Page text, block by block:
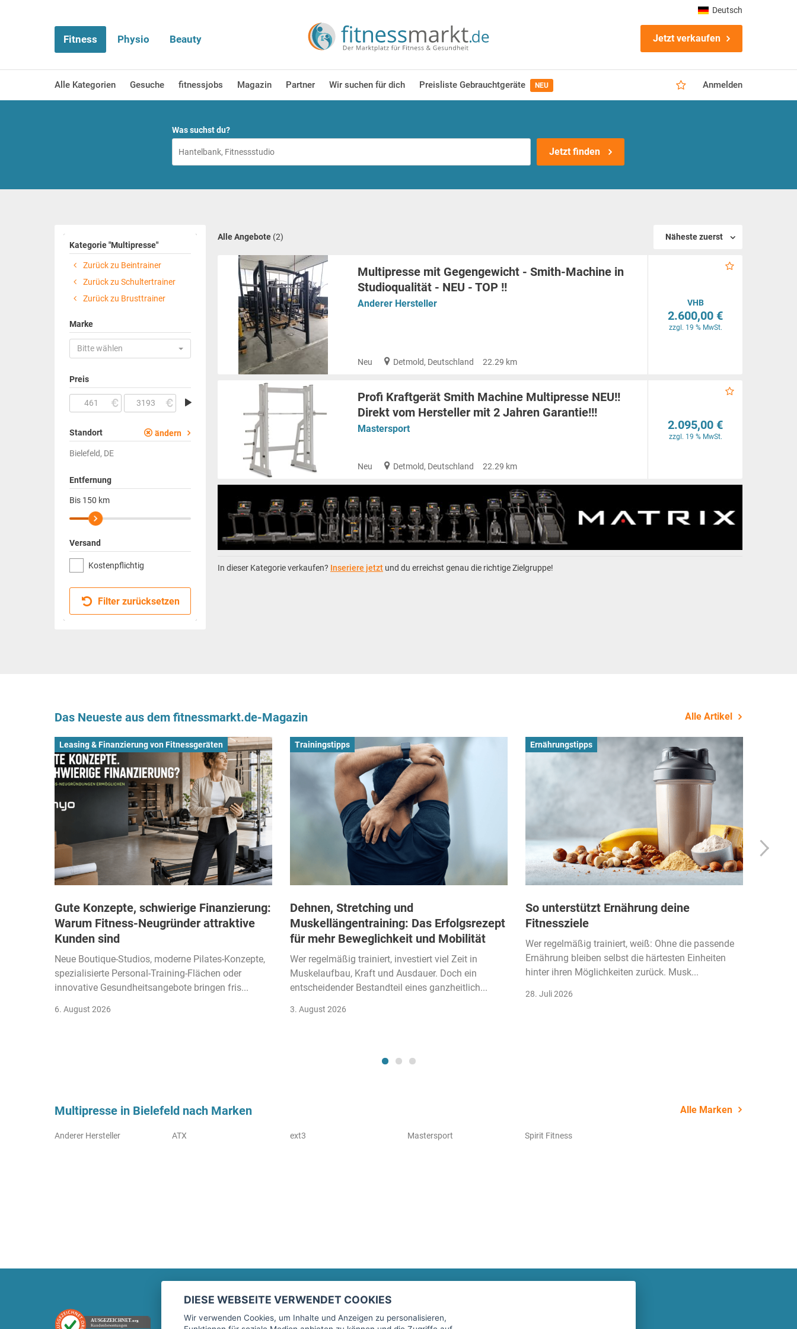
Fitness Physio Beauty Jetzt verkaufen
Alle Kategorien Gesuche fitnessjobs Magazin Partner Wir suchen für dich Preisliste Gebrauchtgeräte NEU Anmelden
Deutsch
Was suchst du?
Jetzt finden
Kategorie "Multipresse"
Zurück zu Beintrainer
Zurück zu Schultertrainer
Zurück zu Brusttrainer
Marke
Bitte wählen
Preis
Standort ändern
Bielefeld, DE
Entfernung
Bis 150 km
Versand
Kostenpflichtig
Filter zurücksetzen
Alle Angebote (2) Näheste zuerst
Multipresse mit Gegengewicht - Smith-Machine in
Studioqualität - NEU - TOP !!
Anderer Hersteller
Neu Detmold, Deutschland 22.29 km
VHB
2.600,00 €
zzgl. 19 % MwSt.
Profi Kraftgerät Smith Machine Multipresse NEU!!
Direkt vom Hersteller mit 2 Jahren Garantie!!!
Mastersport
Neu Detmold, Deutschland 22.29 km
2.095,00 €
zzgl. 19 % MwSt.
In dieser Kategorie verkaufen? Inseriere jetzt und du erreichst genau die richtige Zielgruppe!
Das Neueste aus dem fitnessmarkt.de-Magazin Alle Artikel
Leasing & Finanzierung von Fitnessgeräten
Gute Konzepte, schwierige Finanzierung:
Warum Fitness-Neugründer attraktive
Kunden sind
Neue Boutique-Studios, moderne Pilates-Konzepte,
spezialisierte Personal-Training-Flächen oder
innovative Gesundheitsangebote bringen fris...
6. August 2026
Trainingstipps
Dehnen, Stretching und
Muskellängentraining: Das Erfolgsrezept
für mehr Beweglichkeit und Mobilität
Wer regelmäßig trainiert, investiert viel Zeit in
Muskelaufbau, Kraft und Ausdauer. Doch ein
entscheidender Bestandteil eines ganzheitlich...
3. August 2026
Ernährungstipps
So unterstützt Ernährung deine
Fitnessziele
Wer regelmäßig trainiert, weiß: Ohne die passende
Ernährung bleiben selbst die härtesten Einheiten
hinter ihren Möglichkeiten zurück. Musk...
28. Juli 2026
Multipresse in Bielefeld nach Marken Alle Marken
Anderer Hersteller ATX ext3 Mastersport Spirit Fitness
AUSGEZEICHNET.org
Kundenbewertungen
Marktplatz Rechtliches fitnessmarkt.de Newsletter
DIESE WEBSEITE VERWENDET COOKIES
Wir verwenden Cookies, um Inhalte und Anzeigen zu personalisieren,